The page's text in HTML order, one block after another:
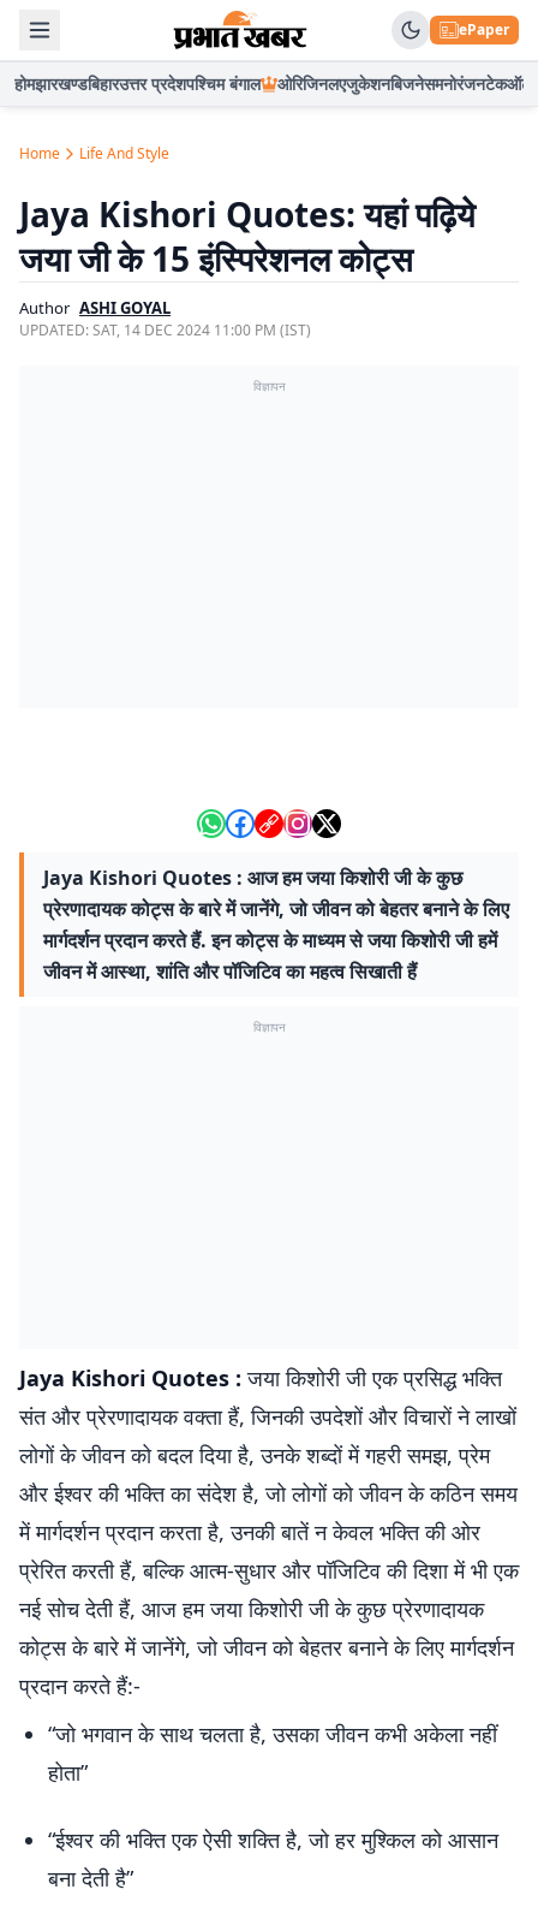
ePaper
होमझारखण्डबिहारउत्तर प्रदेशपश्चिम बंगाल ओरिजिनलएजुकेशनबिजनेसमनोरंजनटेकऑटो
Home Life And Style
Jaya Kishori Quotes: यहां पढ़िये
जया जी के 15 इंस्पिरेशनल कोट्स
Author ASHI GOYAL
UPDATED:SAT, 14 DEC 2024 11:00 PM (IST)
विज्ञापन
Jaya Kishori Quotes : आज हम जया किशोरी जी के कुछ
प्रेरणादायक कोट्स के बारे में जानेंगे, जो जीवन को बेहतर बनाने के लिए
मार्गदर्शन प्रदान करते हैं. इन कोट्स के माध्यम से जया किशोरी जी हमें
जीवन में आस्था, शांति और पॉजिटिव का महत्व सिखाती हैं
विज्ञापन
Jaya Kishori Quotes :जया किशोरी जी एक प्रसिद्ध भक्ति
संत और प्रेरणादायक वक्ता हैं, जिनकी उपदेशों और विचारों ने लाखों
लोगों के जीवन को बदल दिया है, उनके शब्दों में गहरी समझ, प्रेम
और ईश्वर की भक्ति का संदेश है, जो लोगों को जीवन के कठिन समय
में मार्गदर्शन प्रदान करता है, उनकी बातें न केवल भक्ति की ओर
प्रेरित करती हैं, बल्कि आत्म-सुधार और पॉजिटिव की दिशा में भी एक
नई सोच देती हैं, आज हम जया किशोरी जी के कुछ प्रेरणादायक
कोट्स के बारे में जानेंगे, जो जीवन को बेहतर बनाने के लिए मार्गदर्शन
प्रदान करते हैं:-
“जो भगवान के साथ चलता है, उसका जीवन कभी अकेला नहीं
होता”
“ईश्वर की भक्ति एक ऐसी शक्ति है, जो हर मुश्किल को आसान
बना देती है”